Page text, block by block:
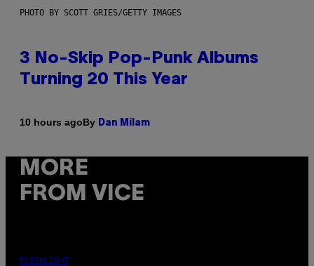
PHOTO BY SCOTT GRIES/GETTY IMAGES
3 No-Skip Pop-Punk Albums
Turning 20 This Year
10 hours agoBy Dan Milam
MORE
FROM VICE
FLESHLIGHT